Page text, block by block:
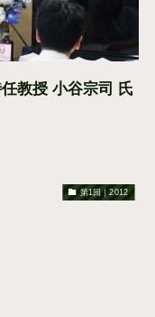
教授 小谷宗司 氏
第1回｜2012